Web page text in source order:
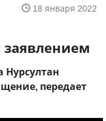
18 января 2022
заявлением
Нурсултан
передает